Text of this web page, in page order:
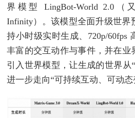
界模型 LingBot-World 2.0（
Infinity）。该模型全面升级世界
持小时级实时生成、720p/60fps
丰富的交互动作与事件，并在业
引入世界模型，让生成的世界从
进一步走向“可持续互动、可动态